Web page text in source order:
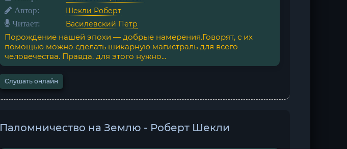
Автор: Шекли Роберт
Читает: Василевский Петр
Порождение нашей эпохи — добрые намерения.Говорят, с их
помощью можно сделать шикарную магистраль для всего
человечества. Правда, для этого нужно...
Слушать онлайн
Паломничество на Землю - Роберт Шекли